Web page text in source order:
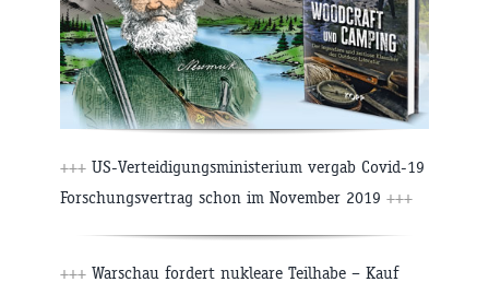
+++ US-Verteidigungsministerium vergab Covid-19
Forschungsvertrag schon im November 2019 +++
+++ Warschau fordert nukleare Teilhabe – Kauf